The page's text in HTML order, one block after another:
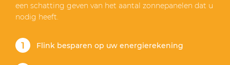
een schatting geven van het aantal zonnepanelen dat u
nodig heeft.
Flink besparen op uw energierekening